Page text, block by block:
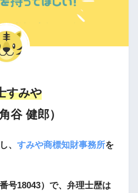
すみや
谷 健郎）
、 すみや商標知財事務所を
号18043）で、弁理士歴は